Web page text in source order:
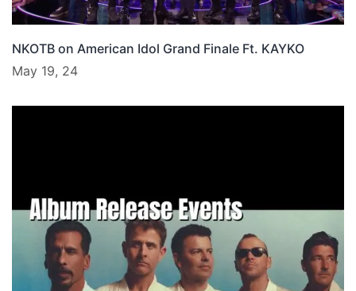
NKOTB on American Idol Grand Finale Ft. KAYKO
May 19, 24